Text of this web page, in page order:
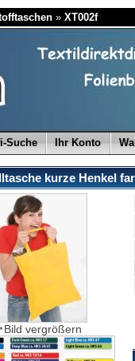
» XT002f
Suche Ihr Konto
kurze Henkel
Bild vergrößern